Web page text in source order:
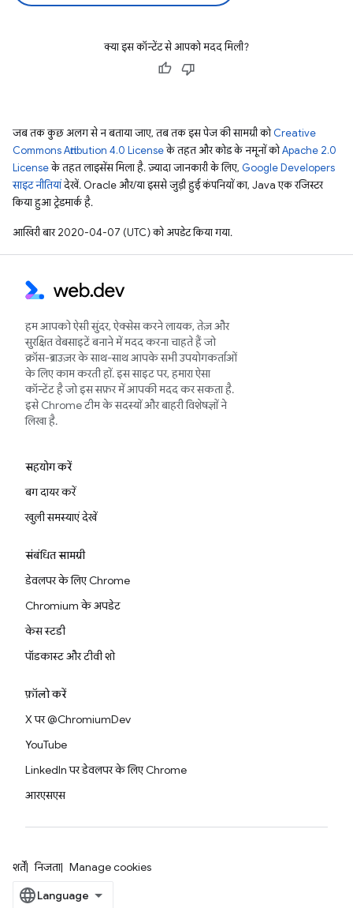
क्या इस कॉन्टेंट से आपको मदद मिली?
जब तक कुछ अलग से न बताया जाए, तब तक इस पेज की सामग्री कोCreative
Commons Attribution 4.0 Licenseके तहत और कोड के नमूनों कोApache 2.0
Licenseके तहत लाइसेंस मिला है. ज़्यादा जानकारी के लिए, Google Developers
साइट नीतियांदेखें. Oracle और/या इससे जुड़ी हुई कंपनियों का, Java एक रजिस्टर
किया हुआ ट्रेडमार्क है.
आखिरी बार 2020-04-07 (UTC) को अपडेट किया गया.
हम आपको ऐसी सुंदर, ऐक्सेस करने लायक, तेज़ और
सुरक्षित वेबसाइटें बनाने में मदद करना चाहते हैं जो
क्रॉस-ब्राउज़र के साथ-साथ आपके सभी उपयोगकर्ताओं
के लिए काम करती हों. इस साइट पर, हमारा ऐसा
कॉन्टेंट है जो इस सफ़र में आपकी मदद कर सकता है.
इसे Chrome टीम के सदस्यों और बाहरी विशेषज्ञों ने
लिखा है.
सहयोग करें
बग दायर करें
खुली समस्याएं देखें
संबंधित सामग्री
डेवलपर के लिए Chrome
Chromium के अपडेट
केस स्टडी
पॉडकास्ट और टीवी शो
फ़ॉलो करें
X पर @ChromiumDev
YouTube
LinkedIn पर डेवलपर के लिए Chrome
आरएसएस
शर्तें निजता Manage cookies